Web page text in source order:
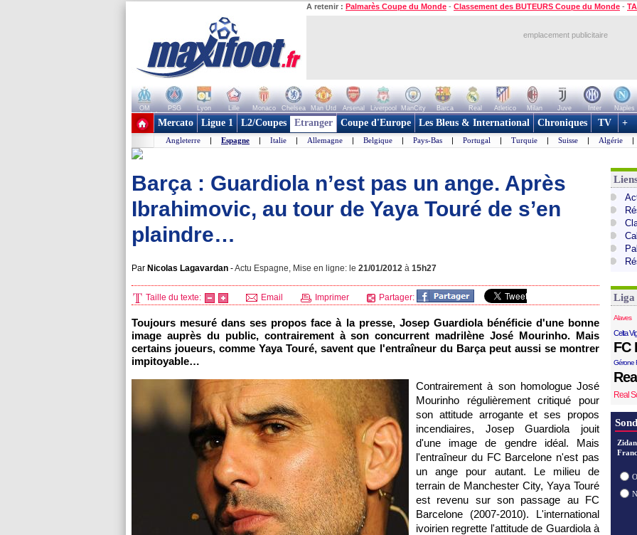
A retenir : Palmarès Coupe du Monde - Classement des BUTEURS Coupe du Monde -
emplacement publicitaire
OM PSG Lyon Lille Monaco Chelsea Man Utd Arsenal Liverpool ManCity Barca Real Atletico Milan Juve Inter Naples
+ de clubs
Mercato Ligue 1 L2/Coupes Etranger Coupe d'Europe Les Bleus & International Chroniques TV +
Angleterre | Espagne | Italie | Allemagne | Belgique | Pays-Bas | Portugal | Turquie | Suisse | Algérie |
Barça : Guardiola n’est pas un ange. Après
Ibrahimovic, au tour de Yaya Touré de s’en
plaindre…
Par Nicolas Lagavardan -Actu Espagne, Mise en ligne: le 21/01/2012 à 15h27
Taille du texte: Email Imprimer Partager:
Toujours mesuré dans ses propos face à la presse, Josep Guardiola bénéficie d'une bonne
image auprès du public, contrairement à son concurrent madrilène José Mourinho. Mais
certains joueurs, comme Yaya Touré, savent que l'entraîneur du Barça peut aussi se montrer
impitoyable…
Contrairement à son homologue José
Mourinho régulièrement critiqué pour
son attitude arrogante et ses propos
incendiaires, Josep Guardiola jouit
d'une image de gendre idéal. Mais
l'entraîneur du FC Barcelone n'est pas
un ange pour autant. Le milieu de
terrain de Manchester City, Yaya Touré
est revenu sur son passage au FC
Barcelone (2007-2010). L'international
ivoirien regrette l'attitude de Guardiola à
Liga
Alaves
Celta
FC
Gérone
Real